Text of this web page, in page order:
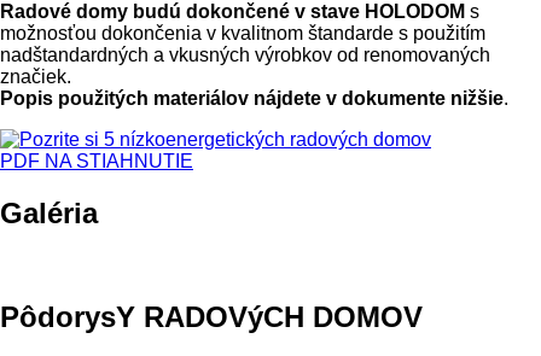
Radové domy budú dokončené v stave HOLODOM s
možnosťou dokončenia v kvalitnom štandarde s použitím
nadštandardných a vkusných výrobkov od renomovaných
značiek.
Popis použitých materiálov nájdete v dokumente nižšie.
PDF NA STIAHNUTIE
Galéria
PôdorysY RADOVýCH DOMOV